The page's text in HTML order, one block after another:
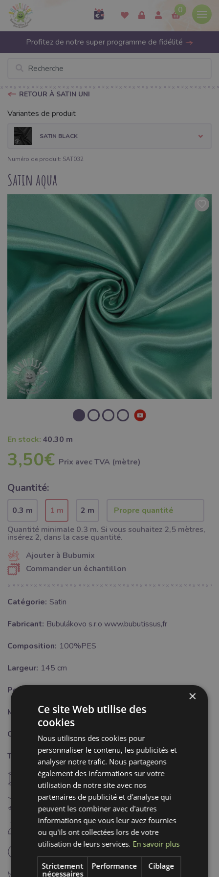
0
Profitez de notre super programme de fidélité
RETOUR À SATIN UNI
Variantes de produit
SATIN BLACK
Numéro de produit: SAT032
Satin aqua
En stock: 40.30 m
3,50€ Prix ​​avec TVA (mètre)
Quantité:
0.3 m 1 m
2 m
Quantité minimale 0.3 m. Si vous souhaitez 2,5 mètres,
insérez 2, dans la case quantité.
Ajouter à Bubumix
Commander un échantillon
Catégorie: Satin
Fabricant: Bubulákovo s.r.o www.bubutissus,fr
Composition: 100%PES
Largeur: 145 cm
Poids:
Motif: Uni
Couleur: bleu
Traitement:
U ne pas sécher à machine
H Blanchiment interdit
D repassage fer froid (110°C)
L
×
Ce site Web utilise des
cookies
Nous utilisons des cookies pour
personnaliser le contenu, les publicités et
analyser notre trafic. Nous partageons
également des informations sur votre
utilisation de notre site avec nos
partenaires de publicité et d'analyse qui
peuvent les combiner avec d'autres
informations que vous leur avez fournies
ou qu'ils ont collectées lors de votre
utilisation de leurs services. En savoir plus
Strictement
nécessaires
Performance Ciblage